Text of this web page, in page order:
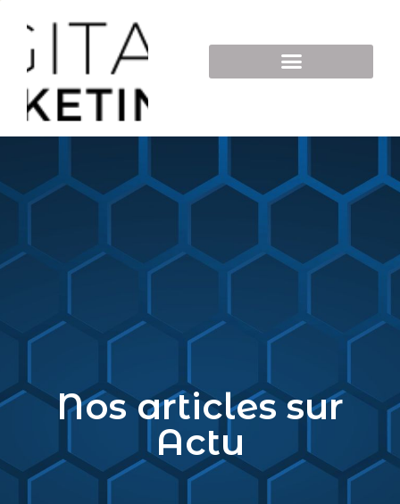
Nos articles sur
Actu